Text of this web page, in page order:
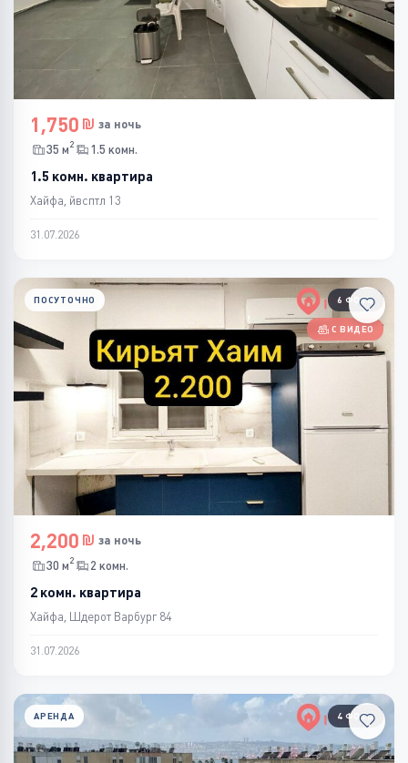
1,750
за ночь
35 м2 1.5 комн.
1.5 комн. квартира
Хайфа, йвсптл 13
31.07.2026
6 ФОТО
С ВИДЕО
ПОСУТОЧНО
2,200
за ночь
30 м2 2 комн.
2 комн. квартира
Хайфа, Шдерот Варбург 84
31.07.2026
4 ФОТО
АРЕНДА